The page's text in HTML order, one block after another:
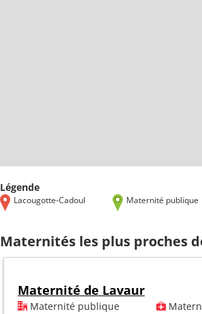
Légende
Lacougotte-Cadoul Maternité publique
Maternités les plus proches
Maternité de Lavaur
Maternité publique